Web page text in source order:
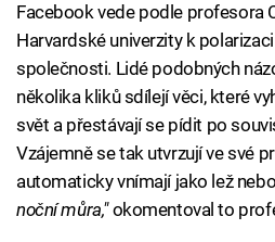
Facebook vede podle profesora
Harvardské univerzity k
společnosti. Lidé podobných
několika kliků sdílejí věci, které
svět a přestávají se pídit po
Vzájemně se tak utvrzují ve své
automaticky vnímají jako lež
noční můra,"okomentoval to